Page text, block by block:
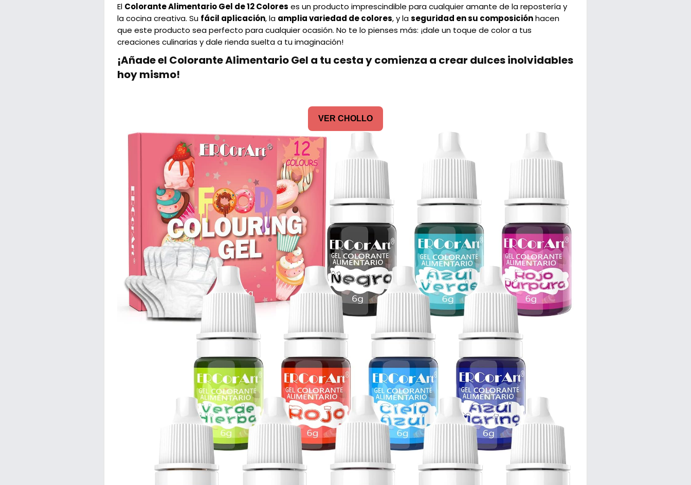
El Colorante Alimentario Gel de 12 Colores es un producto imprescindible para cualquier amante de la repostería y
la cocina creativa. Su fácil aplicación, la amplia variedad de colores, y laseguridad en su composiciónhacen
que este producto sea perfecto para cualquier ocasión. No te lo pienses más: ¡dale un toque de color a tus
creaciones culinarias y dale rienda suelta a tu imaginación!
¡Añade el Colorante Alimentario Gel a tu cesta y comienza a crear dulces inolvidables
hoy mismo!
VER CHOLLO